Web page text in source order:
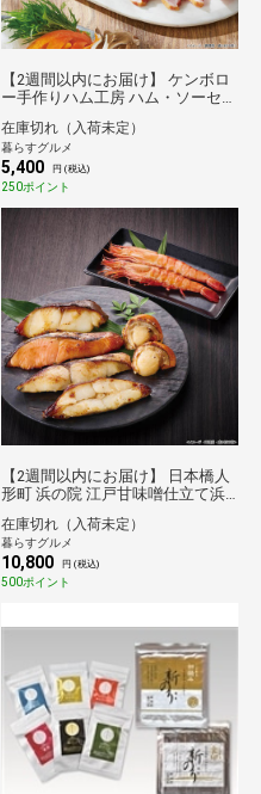
【2週間以内にお届け】 ケンボロ
ー手作りハム工房 ハム・ソーセー
ック 200g､スペアリブハム 140g､
本格荒挽きウィンナー･チョリソ
ウィンナー 各150g）[送料無料※
沖縄離島不可] [代引き不可]ギフト
倉庫C
在庫切れ（入荷未定）
暮らすグルメ
5,400 円 (税込)
250ポイント
【2週間以内にお届け】 日本橋人
形町 浜の院 江戸甘味噌仕立て浜
島不可] [代引き不可]ギフト 倉庫C
在庫切れ（入荷未定）
暮らすグルメ
10,800 円 (税込)
500ポイント